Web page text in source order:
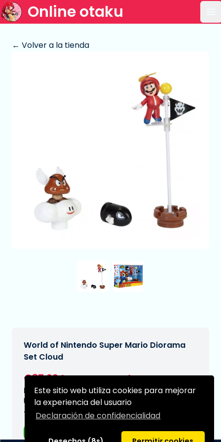
Este sitio web utiliza cookies para mejorar
la experiencia del usuario
Declaración de confidencialidad
Online otaku
← Volver a la tienda
World of Nintendo Super Mario Diorama
Set Cloud
€37,99
Fecha de entrega prevista:
N/A
Tipo: